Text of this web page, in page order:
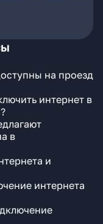
на проезд
интернет в
в
и
интернета